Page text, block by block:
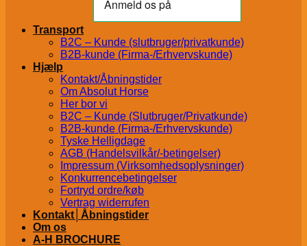
Transport
B2C – Kunde (slutbruger/privatkunde)
B2B-kunde (Firma-/Erhvervskunde)
Hjælp
Kontakt/Åbningstider
Om Absolut Horse
Her bor vi
B2C – Kunde (Slutbruger/Privatkunde)
B2B-kunde (Firma-/Erhvervskunde)
Tyske Helligdage
AGB (Handelsvilkår/-betingelser)
Impressum (Virksomhedsoplysninger)
Konkurrencebetingelser
Fortryd ordre/køb
Vertrag widerrufen
Kontakt│Åbningstider
Om os
A-H BROCHURE